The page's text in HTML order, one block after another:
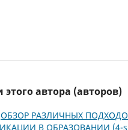
автора (авторов)
ОБЗОР РАЗЛИЧНЫХ
В ОБРАЗОВАНИИ (4-